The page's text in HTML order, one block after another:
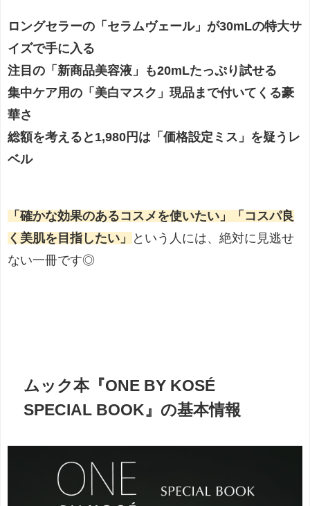
ロングセラーの「セラムヴェール」が30mLの特大サ
イズで手に入る
注目の「新商品美容液」も20mLたっぷり試せる
集中ケア用の「美白マスク」現品まで付いてくる豪
華さ
総額を考えると1,980円は「価格設定ミス」を疑うレ
ベル
「確かな効果のあるコスメを使いたい」「コスパ良
く美肌を目指したい」
という人には、絶対に見逃せ
ない一冊です◎
ムック本『ONE BY KOSÉ
SPECIAL BOOK』の基本情報